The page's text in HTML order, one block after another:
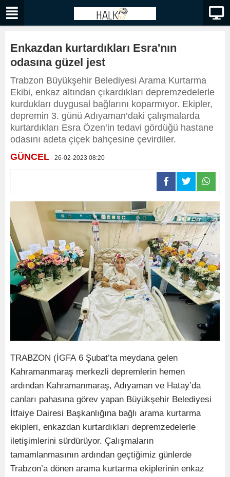
Enkazdan kurtardıkları Esra'nın
odasına güzel jest
Trabzon Büyükşehir Belediyesi Arama Kurtarma
Ekibi, enkaz altından çıkardıkları depremzedelerle
kurdukları duygusal bağlarını koparmıyor. Ekipler,
depremin 3. günü Adıyaman’daki çalışmalarda
kurtardıkları Esra Özen’in tedavi gördüğü hastane
odasını adeta çiçek bahçesine çevirdiler.
GÜNCEL - 26-02-2023 08:20
TRABZON (İGFA 6 Şubat’ta meydana gelen
Kahramanmaraş merkezli depremlerin hemen
ardından Kahramanmaraş, Adıyaman ve Hatay’da
canları pahasına görev yapan Büyükşehir Belediyesi
İtfaiye Dairesi Başkanlığına bağlı arama kurtarma
ekipleri, enkazdan kurtardıkları depremzedelerle
iletişimlerini sürdürüyor. Çalışmaların
tamamlanmasının ardından geçtiğimiz günlerde
Trabzon’a dönen arama kurtarma ekiplerinin enkaz